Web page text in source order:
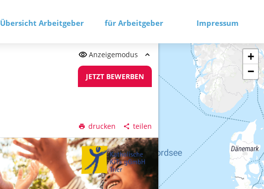
Übersicht Arbeitgeber für Arbeitgeber Impressum
Anzeigemodus
JETZT BEWERBEN
drucken teilen
+
−